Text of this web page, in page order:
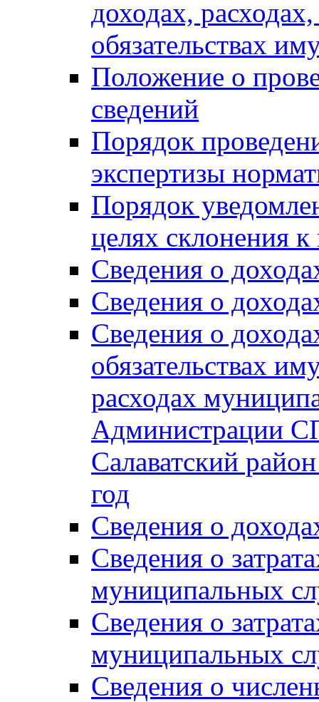
доходах,
обязательствах
Положение о
сведений
Порядок
экспертизы
Порядок
целях склонения
Сведения о
Сведения о
Сведения о
обязательствах
расходах
Администрации
Салаватский
год
Сведения о
Сведения о
муниципальных
Сведения о
муниципальных
Сведения о